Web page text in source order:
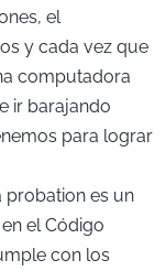
el
y cada vez que
computadora
ir barajando
para lograr
probation es un
el Código
con los